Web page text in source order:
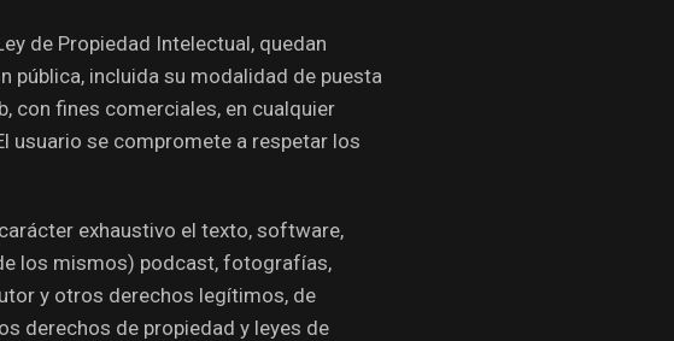
de Propiedad Intelectual, quedan
pública, incluida su modalidad de puesta
con fines comerciales, en cualquier
usuario se compromete a respetar los
exhaustivo el texto, software,
los mismos) podcast, fotografías,
y otros derechos legítimos, de
derechos de propiedad y leyes de